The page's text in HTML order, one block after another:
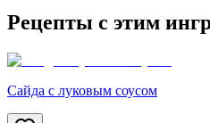
Рецепты с этим
Сайда с луковым соусом